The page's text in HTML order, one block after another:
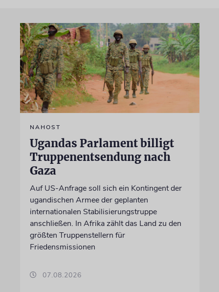
NAHOST
Ugandas Parlament billigt
Truppenentsendung nach
Gaza
Auf US-Anfrage soll sich ein Kontingent der
ugandischen Armee der geplanten
internationalen Stabilisierungstruppe
anschließen. In Afrika zählt das Land zu den
größten Truppenstellern für
Friedensmissionen
07.08.2026